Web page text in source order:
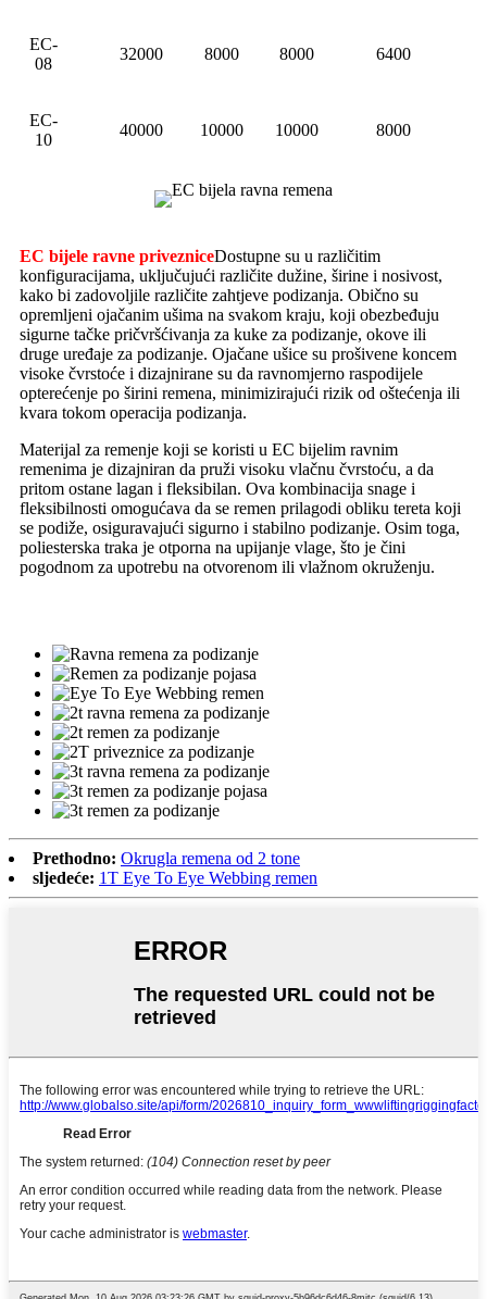
EC-
08
32000 8000 8000 6400
EC-
10
40000 10000 10000 8000
EC bijele ravne privezniceDostupne su u različitim
konfiguracijama, uključujući različite dužine, širine i nosivost,
kako bi zadovoljile različite zahtjeve podizanja. Obično su
opremljeni ojačanim ušima na svakom kraju, koji obezbeđuju
sigurne tačke pričvršćivanja za kuke za podizanje, okove ili
druge uređaje za podizanje. Ojačane ušice su prošivene koncem
visoke čvrstoće i dizajnirane su da ravnomjerno raspodijele
opterećenje po širini remena, minimizirajući rizik od oštećenja ili
kvara tokom operacija podizanja.
Materijal za remenje koji se koristi u EC bijelim ravnim
remenima je dizajniran da pruži visoku vlačnu čvrstoću, a da
pritom ostane lagan i fleksibilan. Ova kombinacija snage i
fleksibilnosti omogućava da se remen prilagodi obliku tereta koji
se podiže, osiguravajući sigurno i stabilno podizanje. Osim toga,
poliesterska traka je otporna na upijanje vlage, što je čini
pogodnom za upotrebu na otvorenom ili vlažnom okruženju.
Prethodno: Okrugla remena od 2 tone
sljedeće: 1T Eye To Eye Webbing remen